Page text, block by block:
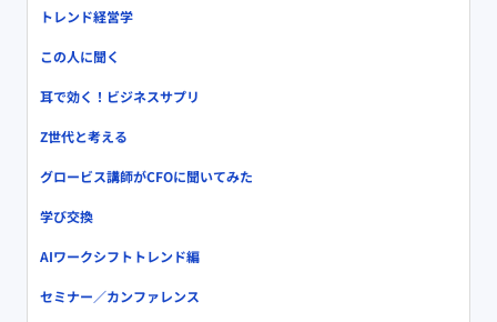
トレンド経営学
この人に聞く
耳で効く！ビジネスサプリ
Z世代と考える
グロービス講師がCFOに聞いてみた
学び交換
AIワークシフトトレンド編
セミナー／カンファレンス